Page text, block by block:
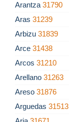
Arantza 31790
Aras 31239
Arbizu 31839
Arce 31438
Arcos 31210
Arellano 31263
Areso 31876
Arguedas 31513